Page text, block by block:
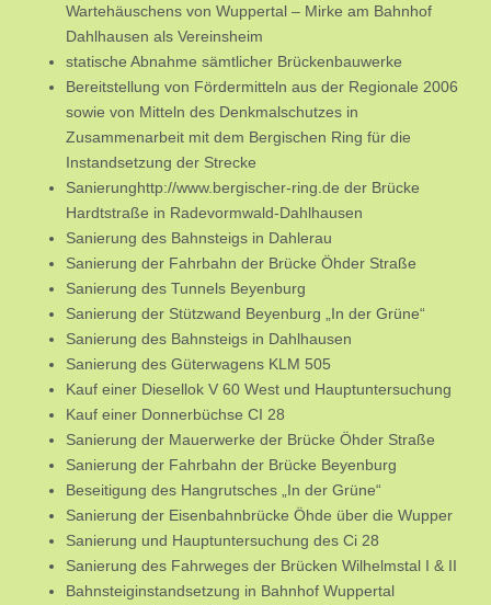
Wartehäuschens von Wuppertal – Mirke am Bahnhof
Dahlhausen als Vereinsheim
statische Abnahme sämtlicher Brückenbauwerke
Bereitstellung von Fördermitteln aus der Regionale 2006
sowie von Mitteln des Denkmalschutzes in
Zusammenarbeit mit dem Bergischen Ring für die
Instandsetzung der Strecke
Sanierunghttp://www.bergischer-ring.de der Brücke
Hardtstraße in Radevormwald-Dahlhausen
Sanierung des Bahnsteigs in Dahlerau
Sanierung der Fahrbahn der Brücke Öhder Straße
Sanierung des Tunnels Beyenburg
Sanierung der Stützwand Beyenburg „In der Grüne“
Sanierung des Bahnsteigs in Dahlhausen
Sanierung des Güterwagens KLM 505
Kauf einer Diesellok V 60 West und Hauptuntersuchung
Kauf einer Donnerbüchse CI 28
Sanierung der Mauerwerke der Brücke Öhder Straße
Sanierung der Fahrbahn der Brücke Beyenburg
Beseitigung des Hangrutsches „In der Grüne“
Sanierung der Eisenbahnbrücke Öhde über die Wupper
Sanierung und Hauptuntersuchung des Ci 28
Sanierung des Fahrweges der Brücken Wilhelmstal I & II
Bahnsteiginstandsetzung in Bahnhof Wuppertal